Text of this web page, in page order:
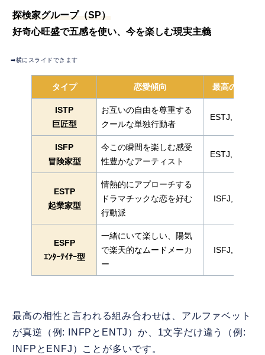
探検家グループ（SP）
好奇心旺盛で五感を使い、今を楽しむ現実主義
➡︎横にスライドできます
タイプ 恋愛傾向 最高の相性
ISTP
巨匠型
お互いの自由を尊重する
クールな単独行動者
ESTJ, ENTJ
ISFP
冒険家型
今この瞬間を楽しむ感受
性豊かなアーティスト
ESTJ, ENTJ
ESTP
起業家型
情熱的にアプローチする
ドラマチックな恋を好む
行動派
ISFJ, ISTJ
ESFP
ｴﾝﾀｰﾃｲﾅｰ型
一緒にいて楽しい、陽気
で楽天的なムードメーカ
ー
ISFJ, ISTJ
最高の相性と言われる組み合わせは、アルファベット
が真逆（例: INFPとENTJ）か、1文字だけ違う（例:
INFPとENFJ）ことが多いです。